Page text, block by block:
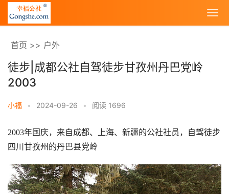
首页 >> 户外
徒步|成都公社自驾徒步甘孜州丹巴党岭
2003
小福 • 2024-09-26 • 阅读 1696
2003年国庆，来自成都、上海、新疆的公社社员，自驾徒步
四川甘孜州的丹巴县党岭